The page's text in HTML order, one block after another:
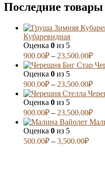
Последние товары
Кубаревидная
Оценка 0 из 5
900.00₽ – 23,500.00₽
Оценка 0 из 5
900.00₽ – 23,500.00₽
Оценка 0 из 5
900.00₽ – 23,500.00₽
Оценка 0 из 5
500.00₽ – 3,500.00₽